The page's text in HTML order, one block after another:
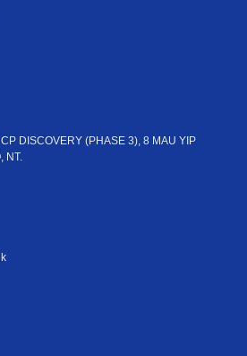
DISCOVERY (PHASE 3), 8 MAU YIP
NT.